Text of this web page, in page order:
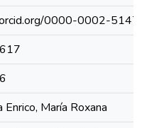
0000-0002-
Enrico, María Roxana